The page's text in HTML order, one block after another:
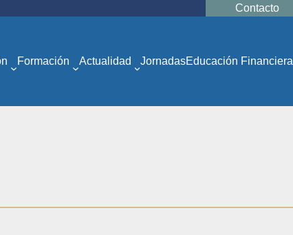
Contacto
Formación Actualidad JornadasEducación Financiera